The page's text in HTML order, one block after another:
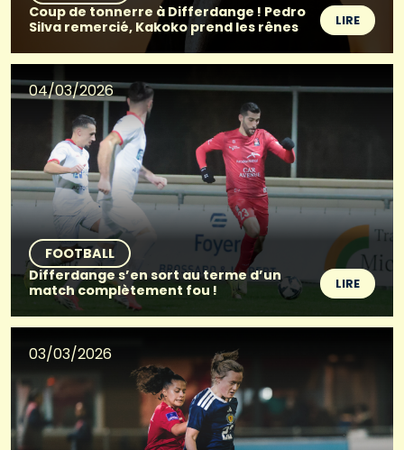
Coup de tonnerre à Differdange ! Pedro
Silva remercié, Kakoko prend les rênes
LIRE
04/03/2026
FOOTBALL
Differdange s’en sort au terme d’un
match complètement fou !
LIRE
03/03/2026